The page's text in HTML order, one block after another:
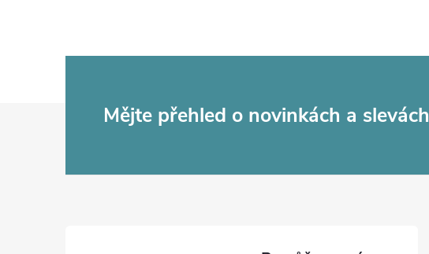
Mějte přehled o novinkách a slevách